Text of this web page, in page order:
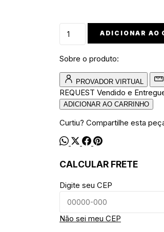
gola
careca
smilie
small
quantidade
ADICIONAR AO
Sobre o produto:
PROVADOR VIRTUAL
REQUEST Vendido e
ADICIONAR AO CARRINHO
Curtiu? Compartilhe esta
CALCULAR FRETE
Digite seu CEP
Não sei meu CEP